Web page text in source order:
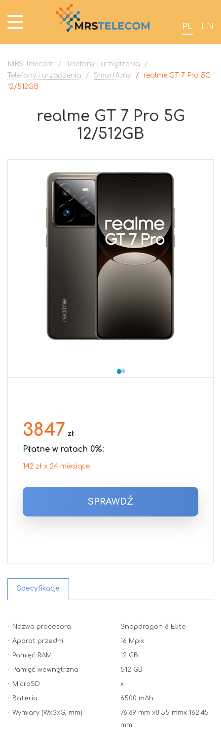
PL EN
MRS Telecom / Telefony i urządzenia
/
Telefony i urządzenia
/ Smartfony /
realme GT 7 Pro 5G
12/512GB
realme GT 7 Pro 5G
12/512GB
3847 zł
Płatne w ratach 0%:
142 zł x 24 miesiące
SPRAWDŹ
Specyfikacje
Nazwa procesora Snapdragon 8 Elite
Aparat przedni 16 Mpix
Pamięć RAM 12 GB
Pamięć wewnętrzna 512 GB
MicroSD x
Bateria 6500 mAh
Wymiary (WxSxG, mm)
76.89 mm x8.55 mmx 162.45
mm